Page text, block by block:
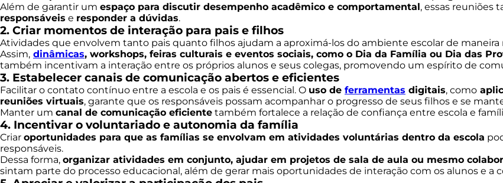
Além de garantir um espaço para discutir desempenho acadêmico e comportamental, essas reuniões
responsáveis e responder a dúvidas.
2. Criar momentos de interação para pais e filhos
Atividades que envolvem tanto pais quanto filhos ajudam a aproximá-los do ambiente escolar de maneira
Assim, dinâmicas, workshops, feiras culturais e eventos sociais, como o Dia da Família ou Dia das
também incentivam a interação entre os próprios alunos e seus colegas, promovendo um espírito de
3. Estabelecer canais de comunicação abertos e eficientes
Facilitar o contato contínuo entre a escola e os pais é essencial. O uso de ferramentas digitais, como
reuniões virtuais, garante que os responsáveis possam acompanhar o progresso de seus filhos e se
Manter um canal de comunicação eficiente também fortalece a relação de confiança entre escola e
4. Incentivar o voluntariado e autonomia da família
Criar oportunidades para que as famílias se envolvam em atividades voluntárias dentro da escola
responsáveis.
Dessa forma, organizar atividades em conjunto, ajudar em projetos de sala de aula ou mesmo
sintam parte do processo educacional, além de gerar mais oportunidades de interação com os alunos e a